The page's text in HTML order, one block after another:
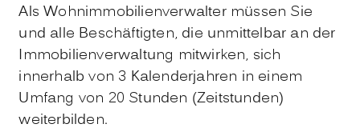
Als Wohnimmobilienverwalter müssen Sie
und alle Beschäftigten, die unmittelbar an der
Immobilienverwaltung mitwirken, sich
innerhalb von 3 Kalenderjahren in einem
Umfang von 20 Stunden (Zeitstunden)
weiterbilden.